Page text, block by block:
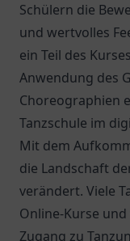
Schülern die
und wertvolles
ein Teil des
Anwendung des
Choreographien
Tanzschule im
Mit dem
die Landschaft
verändert. Viele
Online-Kurse
Zugang zu